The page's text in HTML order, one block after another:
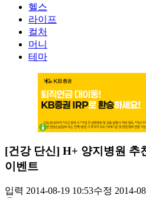
헬스
라이프
컬처
머니
테마
[건강 단신] H+ 양지병원 추
이벤트
입력 2014-08-19 10:53수정 2014-